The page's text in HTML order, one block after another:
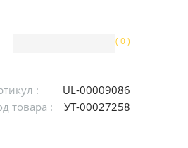
( 0 )
:
UL-00009086
товара :
УТ-00027258